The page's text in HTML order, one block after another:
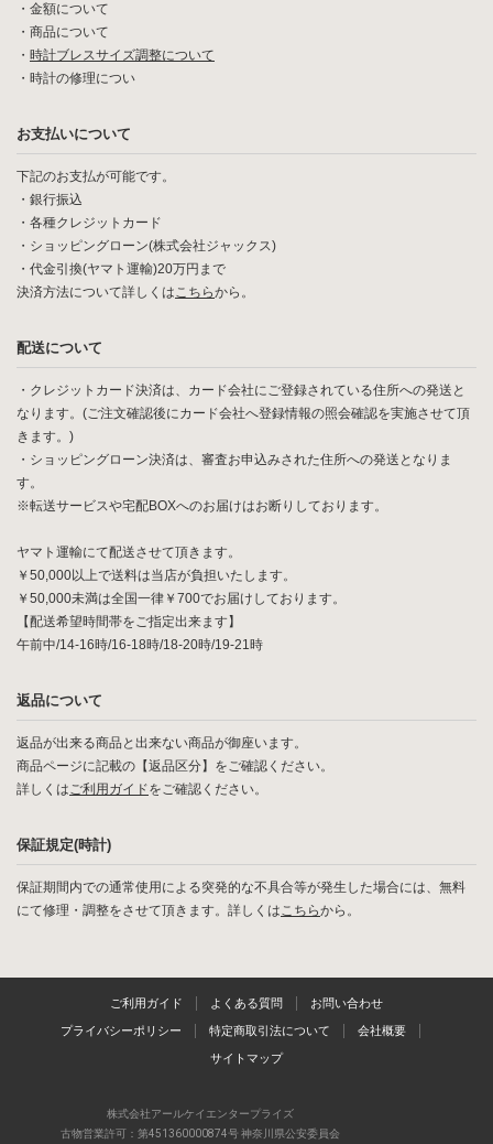
・ 金額について
・ 商品について
・ 時計ブレスサイズ調整について
・ 時計の修理につい
お支払いについて
下記のお支払が可能です。
・銀行振込
・各種クレジットカード
・ショッピングローン(株式会社ジャックス)
・代金引換(ヤマト運輸)20万円まで
決済方法について詳しくはこちらから。
配送について
・クレジットカード決済は、カード会社にご登録されている住所への発送と
なります。(ご注文確認後にカード会社へ登録情報の照会確認を実施させて頂
きます。)
・ショッピングローン決済は、審査お申込みされた住所への発送となりま
す。
※転送サービスや宅配BOXへのお届けはお断りしております。
ヤマト運輸にて配送させて頂きます。
￥50,000以上で送料は当店が負担いたします。
￥50,000未満は全国一律￥700でお届けしております。
【配送希望時間帯をご指定出来ます】
午前中/14-16時/16-18時/18-20時/19-21時
返品について
返品が出来る商品と出来ない商品が御座います。
商品ページに記載の【返品区分】をご確認ください。
詳しくはご利用ガイドをご確認ください。
保証規定(時計)
保証期間内での通常使用による突発的な不具合等が発生した場合には、無料
にて修理・調整をさせて頂きます。詳しくはこちらから。
ご利用ガイド よくある質問 お問い合わせ
プライバシーポリシー 特定商取引法について 会社概要
サイトマップ
株式会社アールケイエンタープライズ
古物営業許可：第451360000874号 神奈川県公安委員会